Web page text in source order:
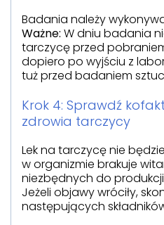
Badania należy
Ważne: W dniu badania
tarczycę przed
dopiero po wyjściu z
tuż przed badaniem
Krok 4: Sprawdź
zdrowia tarczycy
Lek na tarczycę nie
w organizmie brakuje
niezbędnych do
Jeżeli objawy wróciły,
następujących